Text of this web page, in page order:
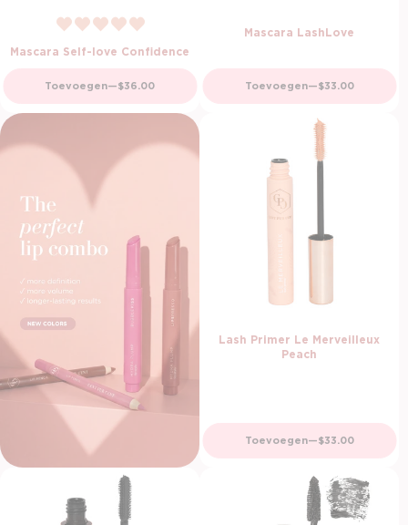
Mascara Self-love Confidence
Toevoegen—Normale prijs
$36.00
Mascara LashLove
Toevoegen—Normale prijs
$33.00
Lash Primer Le Merveilleux
Peach
Toevoegen—Normale prijs
$33.00